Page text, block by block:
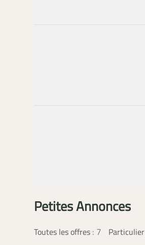
Petites Annonces
Toutes les offres : 7 Particulier